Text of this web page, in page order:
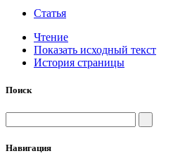
Статья
Чтение
Показать исходный текст
История страницы
Поиск
Навигация